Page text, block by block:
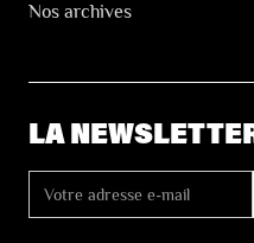
Nos archives
LA